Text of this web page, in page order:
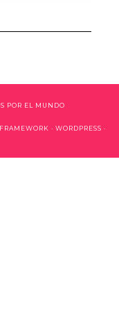
POR EL MUNDO
· WORDPRESS ·